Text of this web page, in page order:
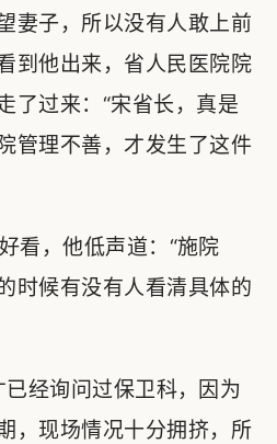
妻子，所以没有人敢上前
到他出来，省人民医院院
了过来：“宋省长，真是
管理不善，才发生了这件
看，他低声道：“施院
时候有没有人看清具体的
经询问过保卫科，因为
，现场情况十分拥挤，所